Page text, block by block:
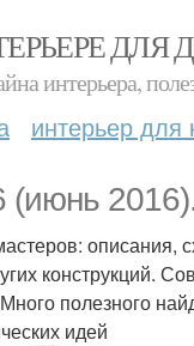
ДЛЯ
интерьера,
интерьер для
описания,
конструкций.
полезного
идей